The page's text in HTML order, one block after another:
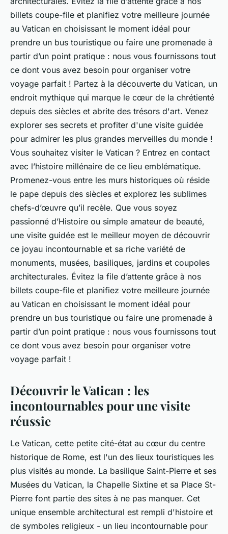
billets coupe-file et planifiez votre meilleure journée
au Vatican en choisissant le moment idéal pour
prendre un bus touristique ou faire une promenade à
partir d’un point pratique : nous vous fournissons tout
ce dont vous avez besoin pour organiser votre
voyage parfait ! Partez à la découverte du Vatican, un
endroit mythique qui marque le cœur de la chrétienté
depuis des siècles et abrite des trésors d'art. Venez
explorer ses secrets et profiter d'une visite guidée
pour admirer les plus grandes merveilles du monde !
Vous souhaitez visiter le Vatican ? Entrez en contact
avec l’histoire millénaire de ce lieu emblématique.
Promenez-vous entre les murs historiques où réside
le pape depuis des siècles et explorez les sublimes
chefs-d’œuvre qu’il recèle. Que vous soyez
passionné d’Histoire ou simple amateur de beauté,
une visite guidée est le meilleur moyen de découvrir
ce joyau incontournable et sa riche variété de
monuments, musées, basiliques, jardins et coupoles
architecturales. Évitez la file d’attente grâce à nos
billets coupe-file et planifiez votre meilleure journée
au Vatican en choisissant le moment idéal pour
prendre un bus touristique ou faire une promenade à
partir d’un point pratique : nous vous fournissons tout
ce dont vous avez besoin pour organiser votre
voyage parfait !
Découvrir le Vatican : les
incontournables pour une visite
réussie
Le Vatican, cette petite cité-état au cœur du centre
historique de Rome, est l'un des lieux touristiques les
plus visités au monde. La basilique Saint-Pierre et ses
Musées du Vatican, la Chapelle Sixtine et sa Place St-
Pierre font partie des sites à ne pas manquer. Cet
unique ensemble architectural est rempli d'histoire et
de symboles religieux - un lieu incontournable pour